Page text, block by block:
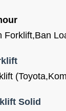
Forklift,Ban
Solid